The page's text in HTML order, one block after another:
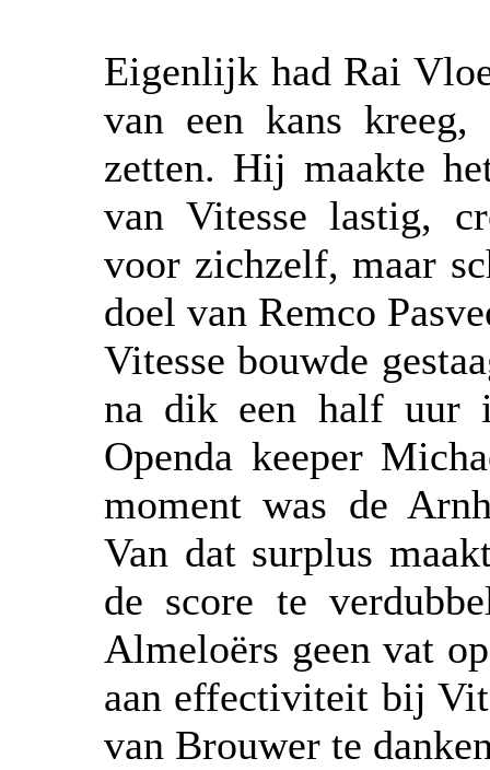
Eigenlijk had Rai
van een kans kreeg,
zetten. Hij maakte
van Vitesse lastig,
voor zichzelf, maar
doel van Remco
Vitesse bouwde
na dik een half uur
Openda keeper
moment was de
Van dat surplus
de score te
Almeloërs geen vat
aan effectiviteit bij
van Brouwer te